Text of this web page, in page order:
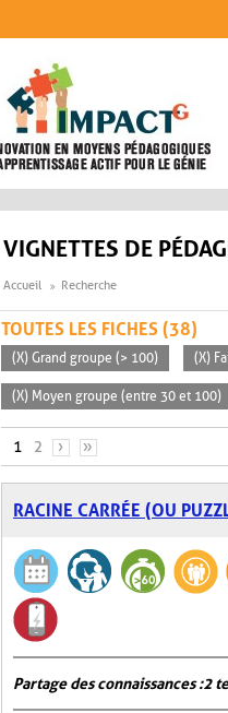
VIGNETTES DE
Accueil Recherche
TOUTES LES FICHES (38)
(X) Grand groupe (> 100) (X)
(X) Moyen groupe (entre 30 et 100)
PAGES
1 2 › »
RACINE CARRÉE (OU
Partage des connaissances : 2